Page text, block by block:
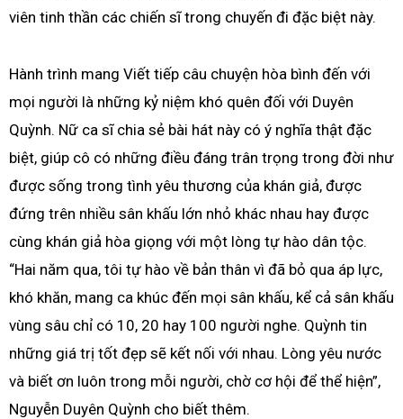
viên tinh thần các chiến sĩ trong chuyến đi đặc biệt này.
Hành trình mang Viết tiếp câu chuyện hòa bình đến với
mọi người là những kỷ niệm khó quên đối với Duyên
Quỳnh. Nữ ca sĩ chia sẻ bài hát này có ý nghĩa thật đặc
biệt, giúp cô có những điều đáng trân trọng trong đời như
được sống trong tình yêu thương của khán giả, được
đứng trên nhiều sân khấu lớn nhỏ khác nhau hay được
cùng khán giả hòa giọng với một lòng tự hào dân tộc.
“Hai năm qua, tôi tự hào về bản thân vì đã bỏ qua áp lực,
khó khăn, mang ca khúc đến mọi sân khấu, kể cả sân khấu
vùng sâu chỉ có 10, 20 hay 100 người nghe. Quỳnh tin
những giá trị tốt đẹp sẽ kết nối với nhau. Lòng yêu nước
và biết ơn luôn trong mỗi người, chờ cơ hội để thể hiện”,
Nguyễn Duyên Quỳnh cho biết thêm.